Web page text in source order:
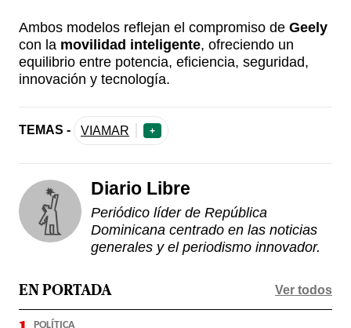
Ambos modelos reflejan el compromiso de Geely
con la movilidad inteligente, ofreciendo un
equilibrio entre potencia, eficiencia, seguridad,
innovación y tecnología.
TEMAS - VIAMAR +
Diario Libre
Periódico líder de República
Dominicana centrado en las noticias
generales y el periodismo innovador.
EN PORTADA Ver todos
POLÍTICA